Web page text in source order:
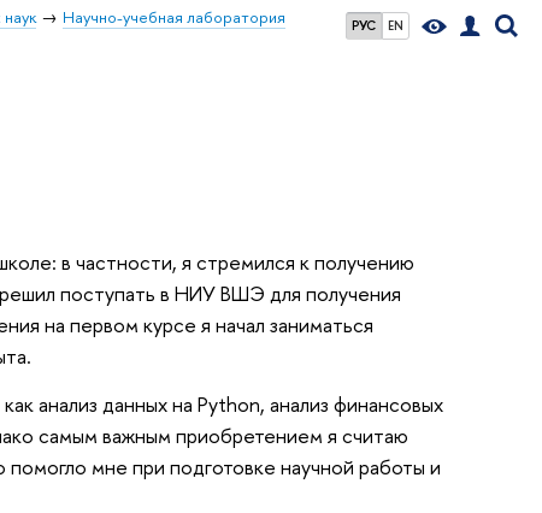
РУС EN
Научно-учебная лаборатория
в частности, я стремился к получению
поступать в НИУ ВШЭ для получения
на первом курсе я начал заниматься
анализ данных на Python, анализ финансовых
самым важным приобретением я считаю
мне при подготовке научной работы и